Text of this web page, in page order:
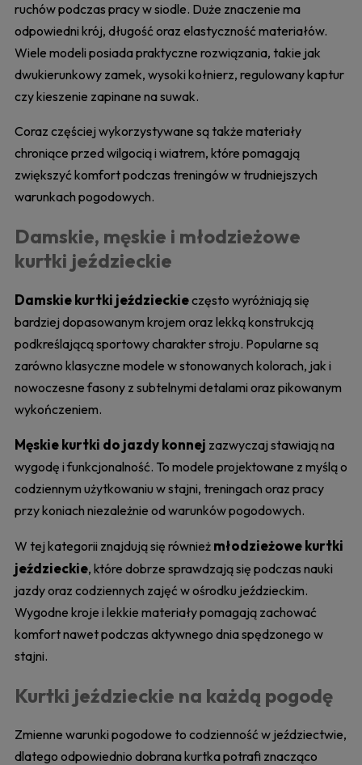
ruchów podczas pracy w siodle. Duże znaczenie ma
odpowiedni krój, długość oraz elastyczność materiałów.
Wiele modeli posiada praktyczne rozwiązania, takie jak
dwukierunkowy zamek, wysoki kołnierz, regulowany kaptur
czy kieszenie zapinane na suwak.
Coraz częściej wykorzystywane są także materiały
chroniące przed wilgocią i wiatrem, które pomagają
zwiększyć komfort podczas treningów w trudniejszych
warunkach pogodowych.
Damskie, męskie i młodzieżowe
kurtki jeździeckie
Damskie kurtki jeździeckieczęsto wyróżniają się
bardziej dopasowanym krojem oraz lekką konstrukcją
podkreślającą sportowy charakter stroju. Popularne są
zarówno klasyczne modele w stonowanych kolorach, jak i
nowoczesne fasony z subtelnymi detalami oraz pikowanym
wykończeniem.
Męskie kurtki do jazdy konnej zazwyczaj stawiają na
wygodę i funkcjonalność. To modele projektowane z myślą o
codziennym użytkowaniu w stajni, treningach oraz pracy
przy koniach niezależnie od warunków pogodowych.
W tej kategorii znajdują się również młodzieżowe kurtki
jeździeckie, które dobrze sprawdzają się podczas nauki
jazdy oraz codziennych zajęć w ośrodku jeździeckim.
Wygodne kroje i lekkie materiały pomagają zachować
komfort nawet podczas aktywnego dnia spędzonego w
stajni.
Kurtki jeździeckie na każdą pogodę
Zmienne warunki pogodowe to codzienność w jeździectwie,
dlatego odpowiednio dobrana kurtka potrafi znacząco